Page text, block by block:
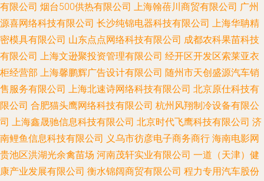
有限公司 烟台500供热有限公司 上海翰蓓川商贸有限公司 广州
源喜网络科技有限公司 长沙纯锦电器科技有限公司
上海华聃精
密模具有限公司 山东点点网络科技有限公司 成都农科果苗科技
有限公司
上海文逊聚投资管理有限公司 经开区开发区索莱亚衣
柜经营部
上海馨鹏辉广告设计有限公司 随州市天创盛源汽车销
售服务有限公司
上海北速诗网络科技有限公司 北京原仕科技有
限公司 合肥猫头鹰网络科技有限公司 杭州风翔制冷设备有限公
司
上海鑫晟驰信息科技有限公司 北京时代飞鹰科技有限公司 济
南鲤鱼信息科技有限公司 义乌市彷彦电子商务商行 海南电影网
贵池区洪湖光余禽苗场 河南茂轩实业有限公司 一道（天津）健
康产业发展有限公司 衡水锦阔商贸有限公司 程力专用汽车股份